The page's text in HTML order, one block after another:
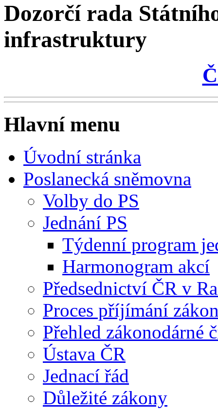
Dozorčí rada
infrastruktury
Hlavní menu
Úvodní stránka
Poslanecká sněmovna
Volby do PS
Jednání PS
Týdenní program
Harmonogram akcí
Předsednictví ČR v
Proces příjímání
Přehled zákonodárné
Ústava ČR
Jednací řád
Důležité zákony